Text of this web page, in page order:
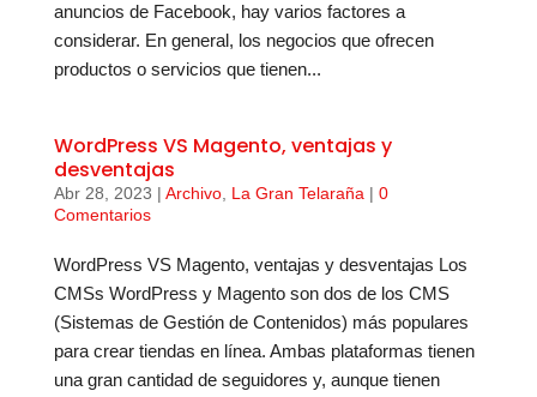
anuncios de Facebook, hay varios factores a
considerar. En general, los negocios que ofrecen
productos o servicios que tienen...
WordPress VS Magento, ventajas y
desventajas
Abr 28, 2023 | Archivo, La Gran Telaraña | 0
Comentarios
WordPress VS Magento, ventajas y desventajas Los
CMSs WordPress y Magento son dos de los CMS
(Sistemas de Gestión de Contenidos) más populares
para crear tiendas en línea. Ambas plataformas tienen
una gran cantidad de seguidores y, aunque tienen